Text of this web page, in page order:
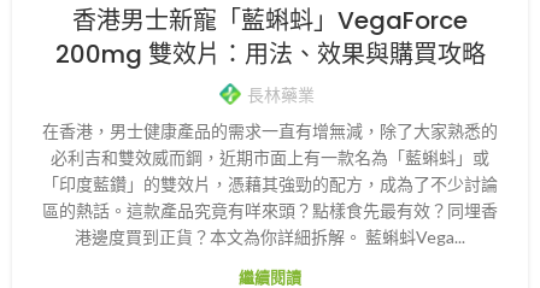
香港男士新寵「藍蝌蚪」VegaForce
200mg 雙效片：用法、效果與購買攻略
長林藥業
在香港，男士健康產品的需求一直有增無減，除了大家熟悉的
必利吉和雙效威而鋼，近期市面上有一款名為「藍蝌蚪」或
「印度藍鑽」的雙效片，憑藉其強勁的配方，成為了不少討論
區的熱話。這款產品究竟有咩來頭？點樣食先最有效？同埋香
港邊度買到正貨？本文為你詳細拆解。 藍蝌蚪Vega...
繼續閱讀